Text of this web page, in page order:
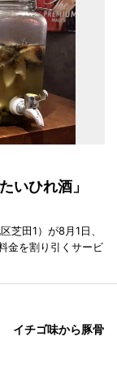
いひれ酒」
芝田1）が8月1日、
金を割り引くサービ
イチゴ味から豚骨